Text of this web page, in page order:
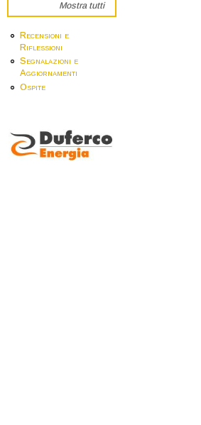
Mostra tutti
Recensioni e
Riflessioni
Segnalazioni e
Aggiornamenti
Ospite